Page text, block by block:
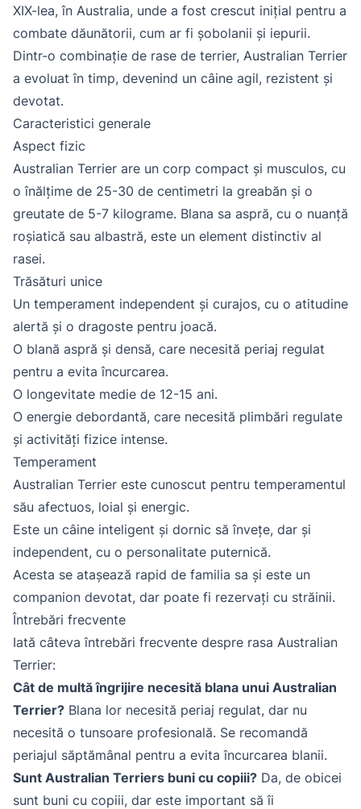
XIX-lea, în Australia, unde a fost crescut inițial pentru a
combate dăunătorii, cum ar fi șobolanii și iepurii.
Dintr-o combinație de rase de terrier, Australian Terrier
a evoluat în timp, devenind un câine agil, rezistent și
devotat.
Caracteristici generale
Aspect fizic
Australian Terrier are un corp compact și musculos, cu
o înălțime de 25-30 de centimetri la greabăn și o
greutate de 5-7 kilograme. Blana sa aspră, cu o nuanță
roșiatică sau albastră, este un element distinctiv al
rasei.
Trăsături unice
Un temperament independent și curajos, cu o atitudine
alertă și o dragoste pentru joacă.
O blană aspră și densă, care necesită periaj regulat
pentru a evita încurcarea.
O longevitate medie de 12-15 ani.
O energie debordantă, care necesită plimbări regulate
și activități fizice intense.
Temperament
Australian Terrier este cunoscut pentru temperamentul
său afectuos, loial și energic.
Este un câine inteligent și dornic să învețe, dar și
independent, cu o personalitate puternică.
Acesta se atașează rapid de familia sa și este un
companion devotat, dar poate fi rezervați cu străinii.
Întrebări frecvente
Iată câteva întrebări frecvente despre rasa Australian
Terrier:
Cât de multă îngrijire necesită blana unui Australian
Terrier? Blana lor necesită periaj regulat, dar nu
necesită o tunsoare profesională. Se recomandă
periajul săptămânal pentru a evita încurcarea blanii.
Sunt Australian Terriers buni cu copiii? Da, de obicei
sunt buni cu copiii, dar este important să îi